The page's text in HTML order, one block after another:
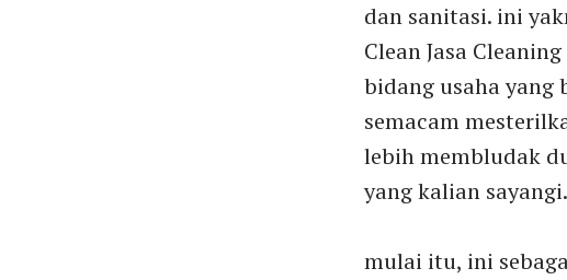
dan sanitasi. ini
Clean Jasa
bidang usaha yang
semacam
lebih membludak
yang kalian sayangi.
mulai itu, ini